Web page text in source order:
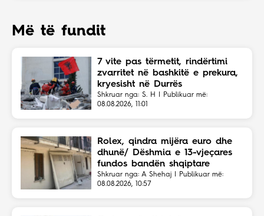
Më të fundit
7 vite pas tërmetit, rindërtimi
zvarritet në bashkitë e prekura,
kryesisht në Durrës
Shkruar nga: S. H | Publikuar më:
08.08.2026, 11:01
Rolex, qindra mijëra euro dhe
dhunë/ Dëshmia e 13-vjeçares
fundos bandën shqiptare
Shkruar nga: A Shehaj | Publikuar më:
08.08.2026, 10:57